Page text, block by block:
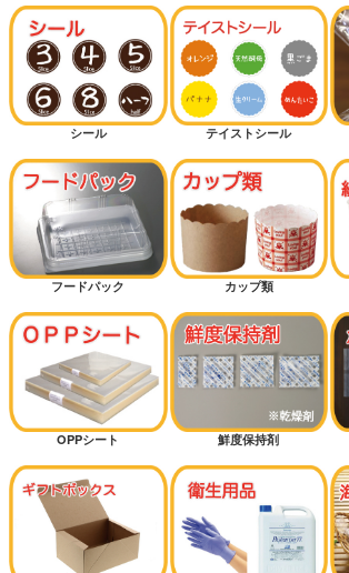
シール テイストシール
フードパック カップ類
OPPシート 鮮度保持剤